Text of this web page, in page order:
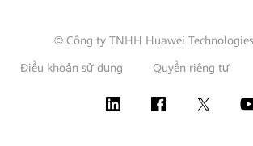
© Công ty TNHH Huawei
Điều khoản sử dụng Quyền riêng tư